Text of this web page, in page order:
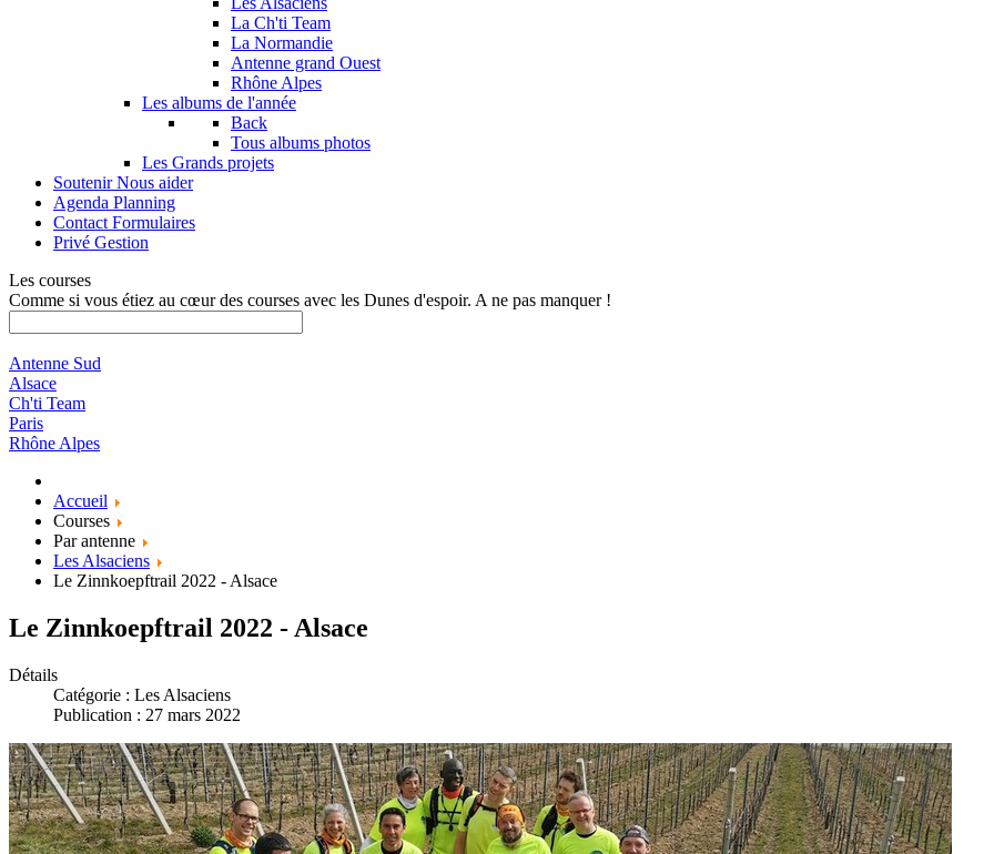
La Ch'ti Team
La Normandie
Antenne grand Ouest
Rhône Alpes
Les albums de l'année
Back
Tous albums photos
Les Grands projets
Soutenir Nous aider
Agenda Planning
Contact Formulaires
Privé Gestion
Les courses
Comme si vous étiez au cœur des courses avec les Dunes d'espoir. A ne pas manquer !
Antenne Sud
Alsace
Ch'ti Team
Paris
Rhône Alpes
Accueil
Courses
Par antenne
Les Alsaciens
Le Zinnkoepftrail 2022 - Alsace
Le Zinnkoepftrail 2022 - Alsace
Détails
Catégorie : Les Alsaciens
Publication : 27 mars 2022